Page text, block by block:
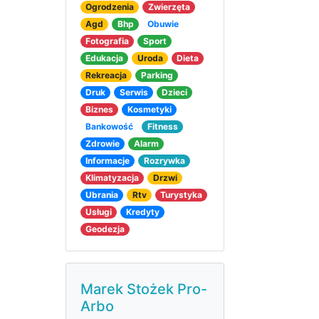
Ogrodzenia
Zwierzęta
Agd
Bhp
Obuwie
Fotografia
Sport
Edukacja
Uroda
Dieta
Rekreacja
Parking
Druk
Serwis
Dzieci
Biznes
Kosmetyki
Bankowość
Fitness
Zdrowie
Alarm
Informacje
Rozrywka
Klimatyzacja
Drzwi
Ubrania
Rtv
Turystyka
Usługi
Kredyty
Geodezja
Marek Stożek Pro-
Arbo